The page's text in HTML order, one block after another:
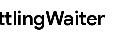
Waiter